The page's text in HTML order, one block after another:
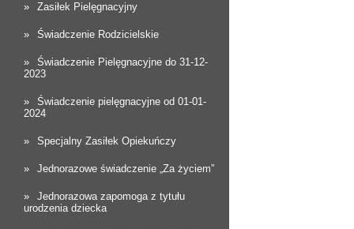
Zasiłek Pielęgnacyjny
Świadczenie Rodzicielskie
Świadczenie Pielęgnacyjne do 31-12-
2023
Świadczenie pielęgnacyjne od 01-01-
2024
Specjalny Zasiłek Opiekuńczy
Jednorazowe świadczenie „Za życiem”
Jednorazowa zapomoga z tytułu
urodzenia dziecka